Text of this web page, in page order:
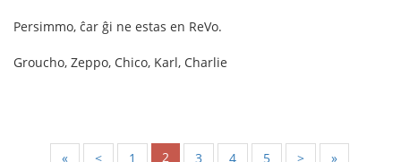
Persimmo, ĉar ĝi ne estas en ReVo.
Groucho, Zeppo, Chico, Karl, Charlie
« < 1 2 3 4 5 > »